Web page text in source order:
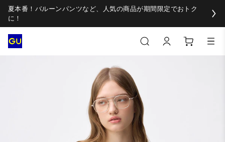
夏本番！バルーンパンツなど、人気の商品が期間限定でおトク
に！